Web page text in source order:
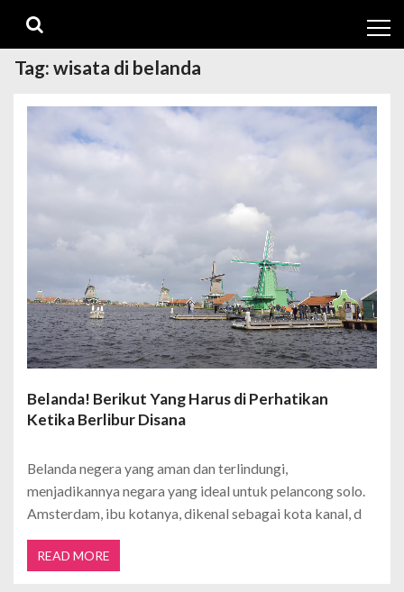
navigation
content
Tag:wisata di belanda
Belanda! Berikut Yang Harus di Perhatikan
Ketika Berlibur Disana
Belanda negera yang aman dan terlindungi,
menjadikannya negara yang ideal untuk pelancong solo.
Amsterdam, ibu kotanya, dikenal sebagai kota kanal, d
READ MORE